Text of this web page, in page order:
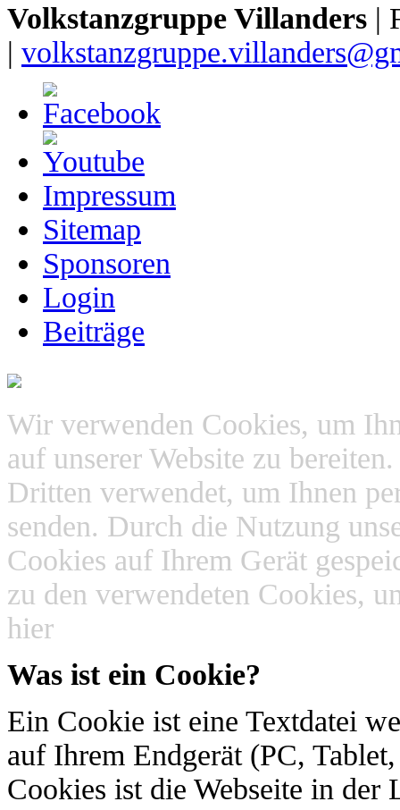
Volkstanzgruppe Villanders |
|
Impressum
Sitemap
Sponsoren
Login
Beiträge
Wir verwenden Cookies, um
auf unserer Website zu
Dritten verwendet, um Ihnen
senden. Durch die Nutzung
Cookies auf Ihrem Gerät
zu den verwendeten Cookies,
hier
Was ist ein Cookie?
Ein Cookie ist eine Textdatei
auf Ihrem Endgerät (PC,
Cookies ist die Webseite in der